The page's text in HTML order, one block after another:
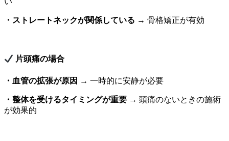
・ストレートネックが関係している → 骨格矯正が有効
片頭痛の場合
・血管の拡張が原因 → 一時的に安静が必要
・整体を受けるタイミングが重要 → 頭痛のないときの施術
が効果的